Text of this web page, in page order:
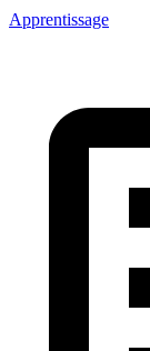
Apprentissage